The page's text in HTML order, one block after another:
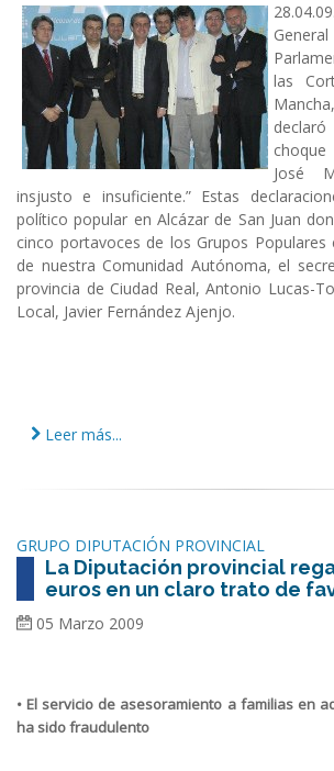
las
José
insjusto e insuficiente.” Estas
político popular en Alcázar de San Juan
cinco portavoces de los Grupos Populares
de nuestra Comunidad Autónoma, el
provincia de Ciudad Real, Antonio Lucas-
Local, Javier Fernández Ajenjo.
Leer más...
GRUPO DIPUTACIÓN PROVINCIAL
La Diputación provincial
euros en un claro trato de
05 Marzo 2009
• El servicio de asesoramiento a familias en
ha sido fraudulento